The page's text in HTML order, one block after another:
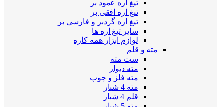
تیغ اره عمود بر
تیغ اره افقی بر
تیغ اره گردبر و فارسی بر
سایر تیغ اره ها
لوازم ابزار همه کاره
مته و قلم
ست مته
مته دیوار
مته فلز و چوب
مته 4 شیار
قلم 4 شیار